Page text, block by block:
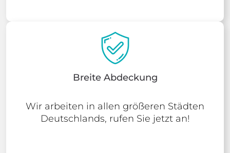
Breite Abdeckung
Wir arbeiten in allen größeren Städten
Deutschlands, rufen Sie jetzt an!